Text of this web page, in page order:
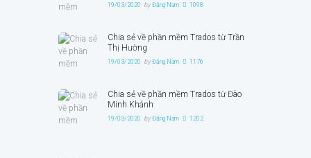
19/03/2020 byĐặng Nam 1098
Chia sẻ về phần mềm Trados từ Trần
Thị Hường
19/03/2020 byĐặng Nam 1176
Chia sẻ về phần mềm Trados từ Đào
Minh Khánh
19/03/2020 byĐặng Nam 1202